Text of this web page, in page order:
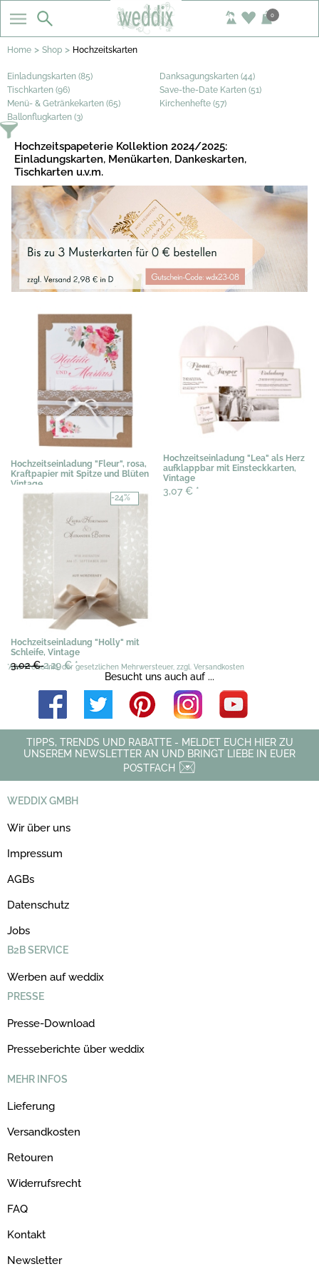
0
Home > Shop > Hochzeitskarten
Einladungskarten (85)
Danksagungskarten (44)
Tischkarten (96)
Save-the-Date Karten (51)
Menü- & Getränkekarten (65)
Kirchenhefte (57)
Ballonflugkarten (3)
Hochzeitspapeterie Kollektion 2024/2025:
Einladungskarten, Menükarten, Dankeskarten,
Tischkarten u.v.m.
Hochzeitseinladung "Fleur", rosa,
Kraftpapier mit Spitze und Blüten
Vintage
3,89 €*
Hochzeitseinladung "Lea" als Herz
aufklappbar mit Einsteckkarten,
Vintage
3,07 € *
-24%
Hochzeitseinladung "Holly" mit
Schleife, Vintage
3,02 €2,29 €*
*Alle Preise inkl. der gesetzlichen Mehrwersteuer, zzgl. Versandkosten
Besucht uns auch auf ...
TIPPS, TRENDS UND RABATTE - MELDET EUCH HIER ZU
UNSEREM NEWSLETTER AN UND BRINGT LIEBE IN EUER
POSTFACH
WEDDIX GMBH
Wir über uns
Impressum
AGBs
Datenschutz
Jobs
B2B SERVICE
Werben auf weddix
PRESSE
Presse-Download
Presseberichte über weddix
MEHR INFOS
Lieferung
Versandkosten
Retouren
Widerrufsrecht
FAQ
Kontakt
Newsletter